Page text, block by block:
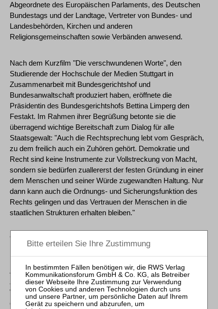
Abgeordnete des Europäischen Parlaments, des Deutschen
Bundestags und der Landtage, Vertreter von Bundes- und
Landesbehörden, Kirchen und anderen
Religionsgemeinschaften sowie Verbänden anwesend.
Nach dem Kurzfilm "Die verschwundenen Worte", den
Studierende der Hochschule der Medien Stuttgart in
Zusammenarbeit mit Bundesgerichtshof und
Bundesanwaltschaft produziert haben, eröffnete die
Präsidentin des Bundesgerichtshofs Bettina Limperg den
Festakt. Im Rahmen ihrer Begrüßung betonte sie die
überragend wichtige Bereitschaft zum Dialog für alle
Staatsgewalt: "Auch die Rechtsprechung lebt vom Gespräch,
zu dem freilich auch ein Zuhören gehört. Demokratie und
Recht sind keine Instrumente zur Vollstreckung von Macht,
sondern sie bedürfen zuallererst der festen Gründung in einer
dem Menschen und seiner Würde zugewandten Haltung. Nur
dann kann auch die Ordnungs- und Sicherungsfunktion des
Rechts gelingen und das Vertrauen der Menschen in die
staatlichen Strukturen erhalten bleiben."
"Bundesgerichtshof und Bundesanwaltschaft leisten seit
nunmehr 75 Jahren konsequent ihren Beitrag dazu, dem
Auslegung und Anwendung im Bereich des Straf- und
Zivilrechts sicherzustellen", hob Bundespräsident Dr. Frank-
Walter Steinmeier in seiner Festansprache hervor. "Ich weiß,
dass diese Aufgaben - quantitativ genauso wie qualitativ - nicht